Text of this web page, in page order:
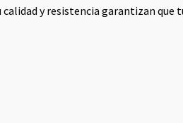
calidad y resistencia garantizan